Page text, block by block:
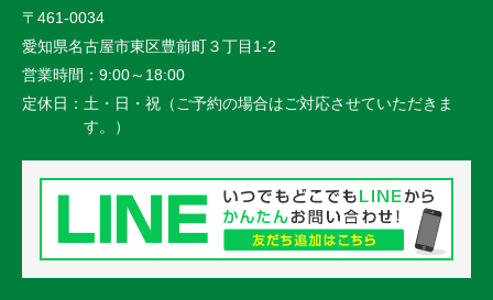
〒461-0034
愛知県名古屋市東区豊前町３丁目1-2
営業時間： 9:00～18:00
定休日： 土・日・祝（ご予約の場合はご対応させていただきま
す。）